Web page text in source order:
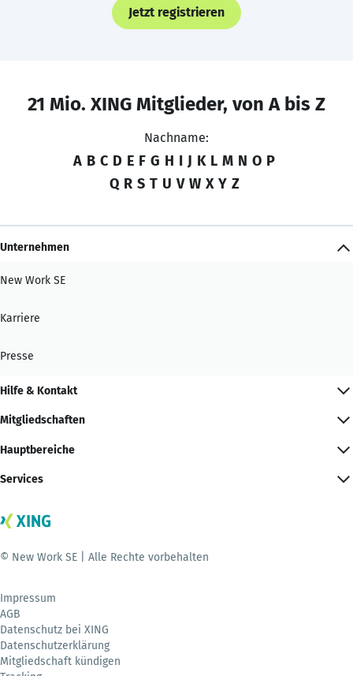
Jetzt registrieren
21 Mio. XING Mitglieder, von A bis Z
Nachname:
A B C D E F G H I J K L M N O P
Q R S T U V W X Y Z
Unternehmen
New Work SE
Karriere
Presse
Hilfe & Kontakt
Mitgliedschaften
Hauptbereiche
Services
© New Work SE | Alle Rechte vorbehalten
Impressum
AGB
Datenschutz bei XING
Datenschutzerklärung
Mitgliedschaft kündigen